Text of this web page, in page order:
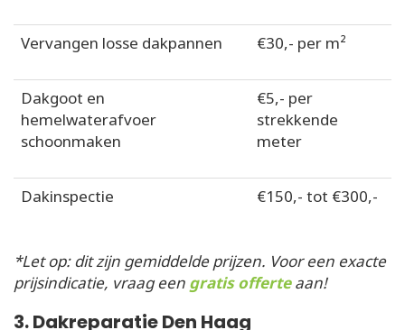
Vervangen losse dakpannen €30,- per m²
Dakgoot en
hemelwaterafvoer
schoonmaken
€5,- per
strekkende
meter
Dakinspectie €150,- tot €300,-
*Let op: dit zijn gemiddelde prijzen. Voor een exacte
prijsindicatie, vraag een gratis offerteaan!
3. Dakreparatie Den Haag